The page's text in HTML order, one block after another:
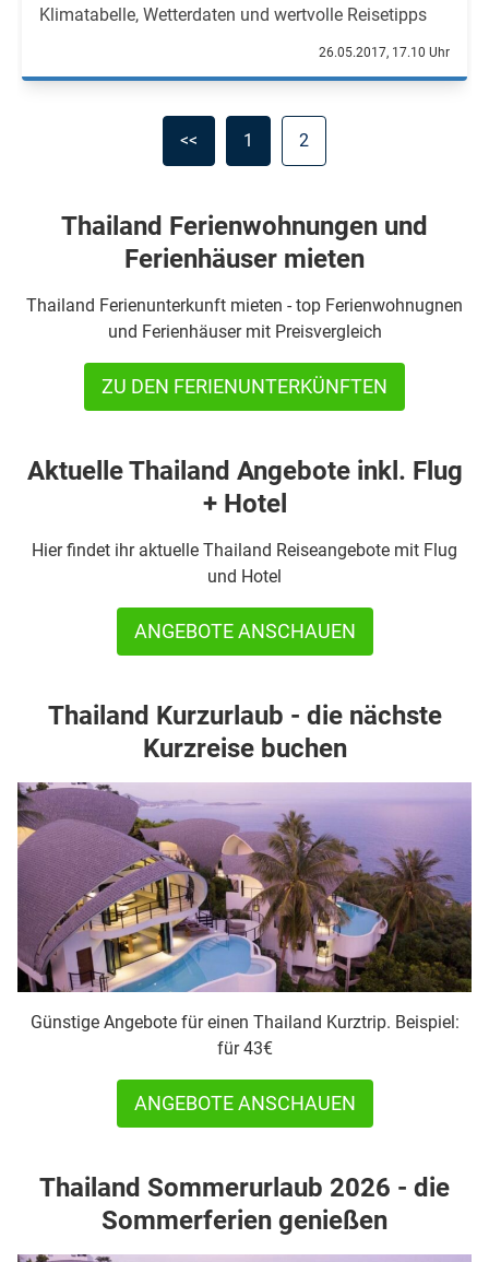
Klimatabelle, Wetterdaten und wertvolle Reisetipps
26.05.2017, 17.10 Uhr
<< 1 2
Thailand Ferienwohnungen und
Ferienhäuser mieten
Thailand Ferienunterkunft mieten - top Ferienwohnugnen
und Ferienhäuser mit Preisvergleich
ZU DEN FERIENUNTERKÜNFTEN
Aktuelle Thailand Angebote inkl. Flug
+ Hotel
Hier findet ihr aktuelle Thailand Reiseangebote mit Flug
und Hotel
ANGEBOTE ANSCHAUEN
Thailand Kurzurlaub - die nächste
Kurzreise buchen
Günstige Angebote für einen Thailand Kurztrip. Beispiel:
für 43€
ANGEBOTE ANSCHAUEN
Thailand Sommerurlaub 2026 - die
Sommerferien genießen